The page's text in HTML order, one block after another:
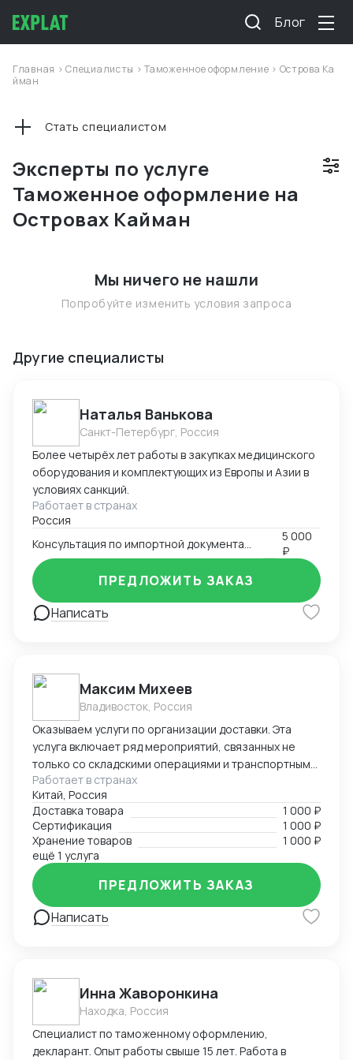
Блог
Главная >Специалисты >Таможенное оформление > Острова Ка
йман
Эксперты по услуге
Таможенное оформление на
Островах Кайман
Стать специалистом
Мы ничего не нашли
Попробуйте изменить условия запроса
Другие специалисты
Наталья Ванькова
Санкт-Петербург, Россия
Более четырёх лет работы в закупках медицинского
оборудования и комплектующих из Европы и Азии в
условиях санкций.
Работает в странах
Россия
5 000
₽
Написать
ПРЕДЛОЖИТЬ ЗАКАЗ
Максим Михеев
Владивосток, Россия
Оказываем услуги по организации доставки. Эта
услуга включает ряд мероприятий, связанных не
только со складскими операциями и транспортным
сопровождением. В нее также входит таможенное
оформление, помощь в заполнении необходимой
сопроводительной и разрешительной
документации.
Работает в странах
Китай, Россия
Доставка товара
1 000 ₽
Сертификация
1 000 ₽
Хранение товаров
1 000 ₽
ещё 1 услуга
Написать
ПРЕДЛОЖИТЬ ЗАКАЗ
Инна Жаворонкина
Находка, Россия
Специалист по таможенному оформлению,
декларант. Опыт работы свыше 15 лет. Работа в